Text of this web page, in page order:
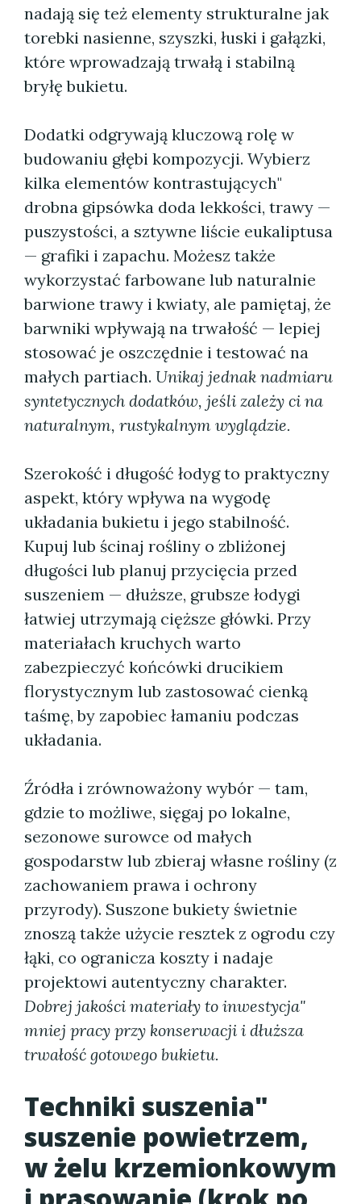
nadają się też elementy strukturalne jak
torebki nasienne, szyszki, łuski i gałązki,
które wprowadzają trwałą i stabilną
bryłę bukietu.
Dodatki odgrywają kluczową rolę w
budowaniu głębi kompozycji. Wybierz
kilka elementów kontrastujących"
drobna gipsówka doda lekkości, trawy —
puszystości, a sztywne liście eukaliptusa
— grafiki i zapachu. Możesz także
wykorzystać farbowane lub naturalnie
barwione trawy i kwiaty, ale pamiętaj, że
barwniki wpływają na trwałość — lepiej
stosować je oszczędnie i testować na
małych partiach. Unikaj jednak nadmiaru
syntetycznych dodatków, jeśli zależy ci na
naturalnym, rustykalnym wyglądzie.
Szerokość i długość łodyg to praktyczny
aspekt, który wpływa na wygodę
układania bukietu i jego stabilność.
Kupuj lub ścinaj rośliny o zbliżonej
długości lub planuj przycięcia przed
suszeniem — dłuższe, grubsze łodygi
łatwiej utrzymają cięższe główki. Przy
materiałach kruchych warto
zabezpieczyć końcówki drucikiem
florystycznym lub zastosować cienką
taśmę, by zapobiec łamaniu podczas
układania.
Źródła i zrównoważony wybór — tam,
gdzie to możliwe, sięgaj po lokalne,
sezonowe surowce od małych
gospodarstw lub zbieraj własne rośliny (z
zachowaniem prawa i ochrony
przyrody). Suszone bukiety świetnie
znoszą także użycie resztek z ogrodu czy
łąki, co ogranicza koszty i nadaje
projektowi autentyczny charakter.
Dobrej jakości materiały to inwestycja"
mniej pracy przy konserwacji i dłuższa
trwałość gotowego bukietu.
Techniki suszenia"
suszenie powietrzem,
w żelu krzemionkowym